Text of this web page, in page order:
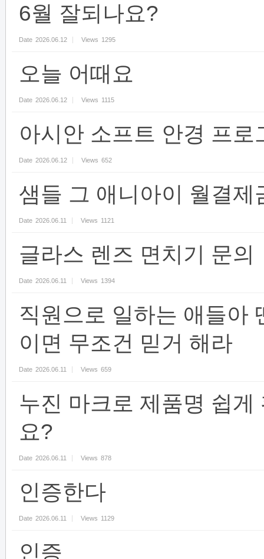
6월 잘되나요?
Date 2026.06.12 Views 1295
오늘 어때요
Date 2026.06.12 Views 1115
아시안 소프트 안경 프로
Date 2026.06.12 Views 652
샘들 그 애니아이 월결제
Date 2026.06.11 Views 1121
글라스 렌즈 면치기 문의
Date 2026.06.11 Views 1394
직원으로 일하는 애들아
이면 무조건 믿거 해라
Date 2026.06.11 Views 659
누진 마크로 제품명 쉽
요?
Date 2026.06.11 Views 878
인증한다
Date 2026.06.11 Views 1129
인증